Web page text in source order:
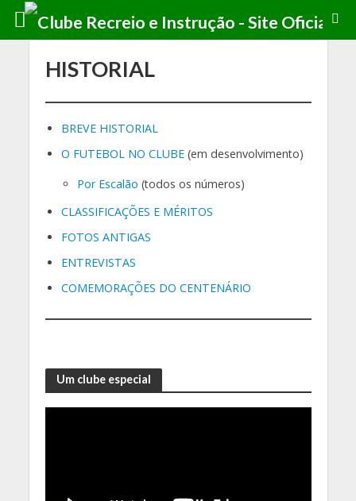
HISTORIAL
BREVE HISTORIAL
O FUTEBOL NO CLUBE(em desenvolvimento)
Por Escalão (todos os números)
CLASSIFICAÇÕES E MÉRITOS
FOTOS ANTIGAS
ENTREVISTAS
COMEMORAÇÕES DO CENTENÁRIO
Um clube especial